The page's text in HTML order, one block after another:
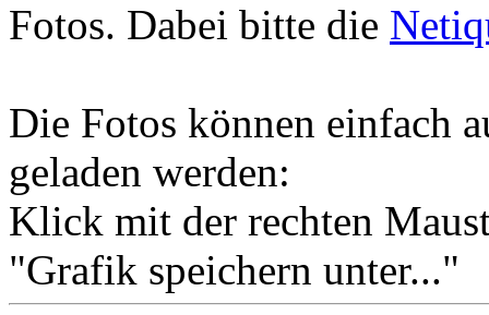
Fotos. Dabei bitte die
Die Fotos können einfach
geladen werden:
Klick mit der rechten
"Grafik speichern unter..."